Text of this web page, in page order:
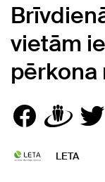
vietām
pērkona
LETA